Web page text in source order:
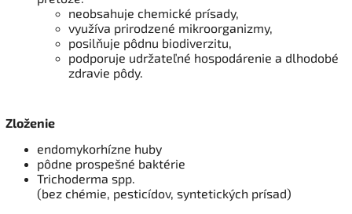
neobsahuje chemické prísady,
využíva prirodzené mikroorganizmy,
posilňuje pôdnu biodiverzitu,
podporuje udržateľné hospodárenie a dlhodobé
zdravie pôdy.
Zloženie
endomykorhízne huby
pôdne prospešné baktérie
Trichoderma spp.
(bez chémie, pesticídov, syntetických prísad)